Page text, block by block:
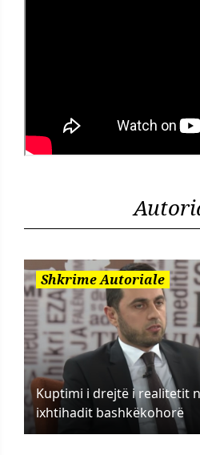
Shkrime Autoriale
Kuptimi i drejtë i realitetit
ixhtihadit bashkëkohorë